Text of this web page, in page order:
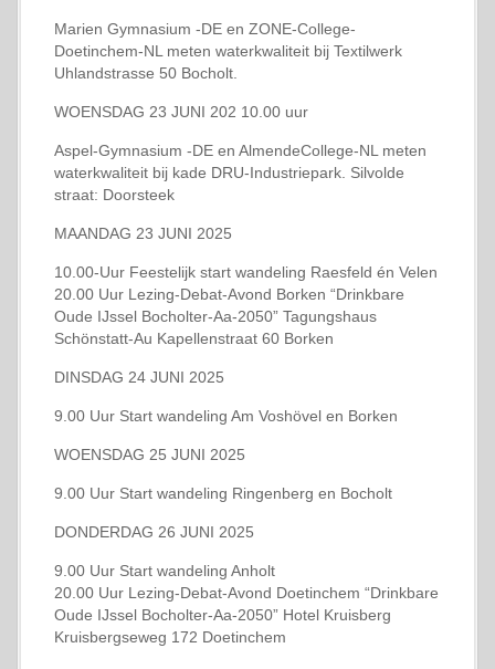
Marien Gymnasium -DE en ZONE-College-
Doetinchem-NL meten waterkwaliteit bij Textilwerk
Uhlandstrasse 50 Bocholt.
WOENSDAG 23 JUNI 202 10.00 uur
Aspel-Gymnasium -DE en AlmendeCollege-NL meten
waterkwaliteit bij kade DRU-Industriepark. Silvolde
straat: Doorsteek
MAANDAG 23 JUNI 2025
10.00-Uur Feestelijk start wandeling Raesfeld én Velen
20.00 Uur Lezing-Debat-Avond Borken “Drinkbare
Oude IJssel Bocholter-Aa-2050” Tagungshaus
Schönstatt-Au Kapellenstraat 60 Borken
DINSDAG 24 JUNI 2025
9.00 Uur Start wandeling Am Voshövel en Borken
WOENSDAG 25 JUNI 2025
9.00 Uur Start wandeling Ringenberg en Bocholt
DONDERDAG 26 JUNI 2025
9.00 Uur Start wandeling Anholt
20.00 Uur Lezing-Debat-Avond Doetinchem “Drinkbare
Oude IJssel Bocholter-Aa-2050” Hotel Kruisberg
Kruisbergseweg 172 Doetinchem